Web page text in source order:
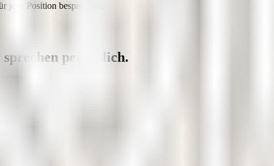
Position besprochen.
persönlich.